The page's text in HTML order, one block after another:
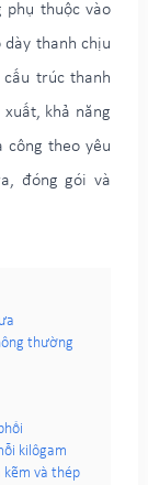
phụ thuộc vào
thanh chịu
trúc thanh
khả năng
theo yêu
đóng gói và
thường
kilôgam
kẽm và thép